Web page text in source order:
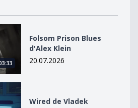
d&#039;Alex Klein
Folsom Prison Blues
d'Alex Klein
20.07.2026
Wired de Vladek